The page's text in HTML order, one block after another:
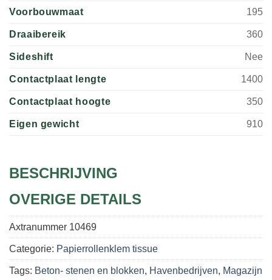
Voorbouwmaat 195
Draaibereik 360
Sideshift Nee
Contactplaat lengte 1400
Contactplaat hoogte 350
Eigen gewicht 910
BESCHRIJVING
OVERIGE DETAILS
Axtranummer 10469
Categorie: Papierrollenklem tissue
Tags: Beton- stenen en blokken, Havenbedrijven, Magazijn